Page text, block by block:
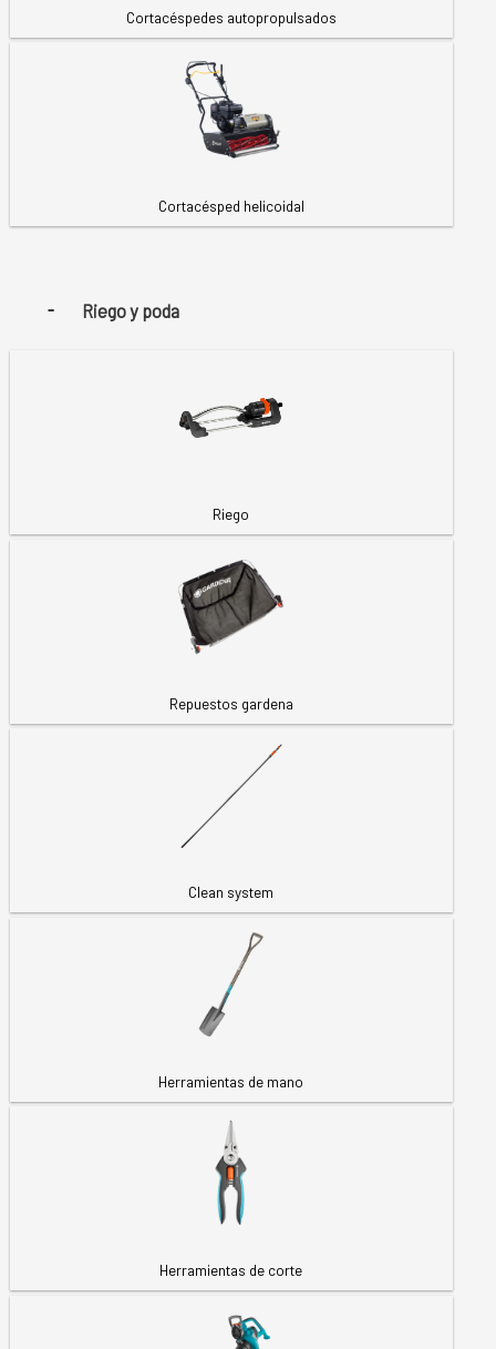
Cortacéspedes autopropulsados
Cortacésped helicoidal
Riego y poda
Riego
Repuestos gardena
Clean system
Herramientas de mano
Herramientas de corte